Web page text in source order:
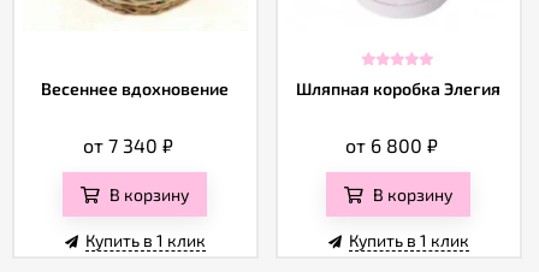
Весеннее вдохновение
от 7 340 ₽
В корзину
Купить в 1 клик
Шляпная коробка Элегия
от 6 800 ₽
В корзину
Купить в 1 клик